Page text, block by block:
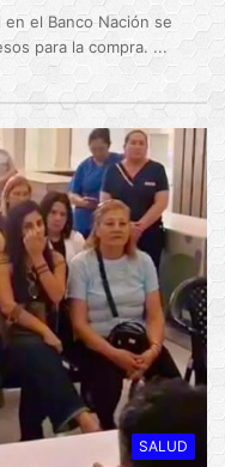
el Banco Nación se
para la compra. ...
SALUD